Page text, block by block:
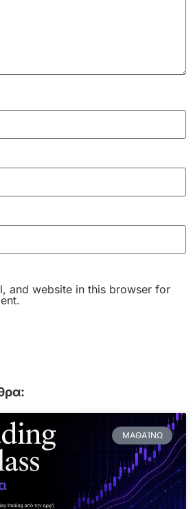
and website in this browser for
ΜΑΘΑΊΝΩ